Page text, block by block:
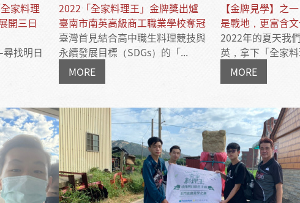
家料理
開三日
找明日
2022「全家料理王」金牌獎出爐
臺南市南英高級商工職業學校奪冠
臺灣首見結合高中職生料理競技與
永續發展目標（SDGs）的「...
MORE
【金牌見學】之
是戰地，更富含
2022年的夏天我
英，拿下「全家
MORE